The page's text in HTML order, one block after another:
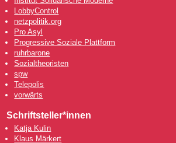
LobbyControl
netzpolitik.org
Pro Asyl
Progressive Soziale Plattform
ruhrbarone
Sozialtheoristen
spw
Telepolis
vorwärts
Schriftsteller*innen
Katja Kulin
Klaus Märkert